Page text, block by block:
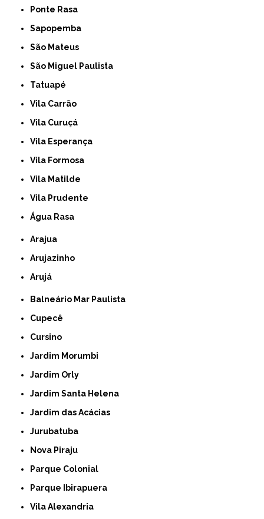
Ponte Rasa
Sapopemba
São Mateus
São Miguel Paulista
Tatuapé
Vila Carrão
Vila Curuçá
Vila Esperança
Vila Formosa
Vila Matilde
Vila Prudente
Água Rasa
Arajua
Arujazinho
Arujá
Balneário Mar Paulista
Cupecê
Cursino
Jardim Morumbi
Jardim Orly
Jardim Santa Helena
Jardim das Acácias
Jurubatuba
Nova Piraju
Parque Colonial
Parque Ibirapuera
Vila Alexandria